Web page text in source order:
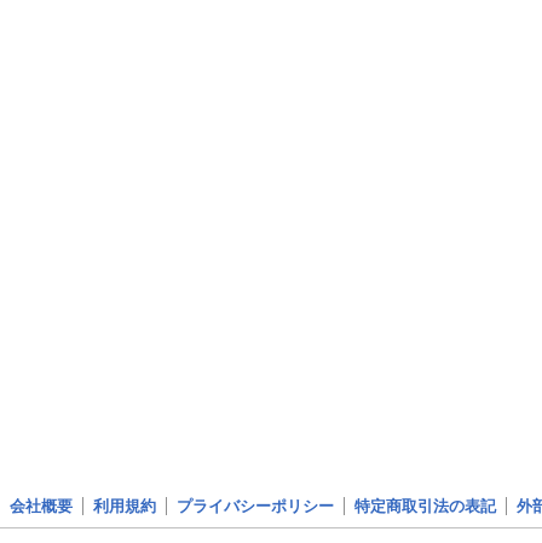
会社概要 利用規約 プライバシーポリシー 特定商取引法の表記 外